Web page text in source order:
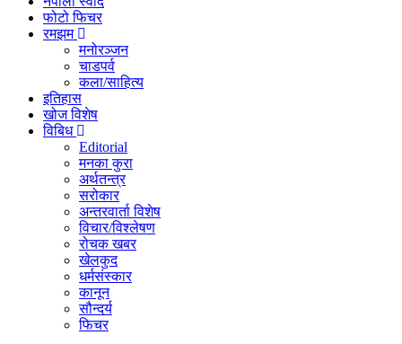
फोटो फिचर
रमझम
मनोरञ्जन
चाडपर्व
कला/साहित्य
इतिहास
खोज विशेष
विबिध
Editorial
मनका कुरा
अर्थतन्त्र
सरोकार
अन्तरवार्ता विशेष
विचार/विश्लेषण
रोचक खबर
खेलकुद
धर्मसंस्कार
कानून
सौन्दर्य
फिचर